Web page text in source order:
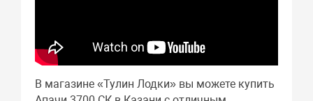
В магазине «Тулин Лодки» вы можете купить